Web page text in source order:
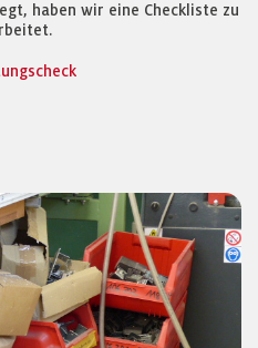
haben wir eine Checkliste zu